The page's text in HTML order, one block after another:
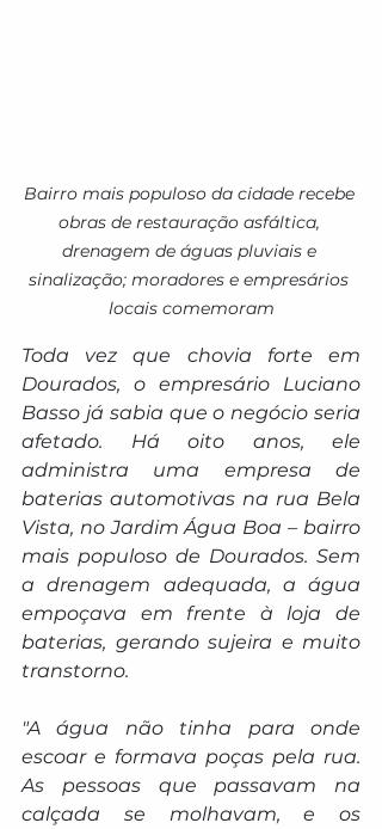
Bairro mais populoso da cidade recebe
obras de restauração asfáltica,
drenagem de águas pluviais e
sinalização; moradores e empresários
locais comemoram
Toda vez que chovia forte em
Dourados, o empresário Luciano
Basso já sabia que o negócio seria
afetado. Há oito anos, ele
administra uma empresa de
baterias automotivas na rua Bela
Vista, no Jardim Água Boa – bairro
mais populoso de Dourados. Sem
a drenagem adequada, a água
empoçava em frente à loja de
baterias, gerando sujeira e muito
transtorno.
"A água não tinha para onde
escoar e formava poças pela rua.
As pessoas que passavam na
calçada se molhavam, e os